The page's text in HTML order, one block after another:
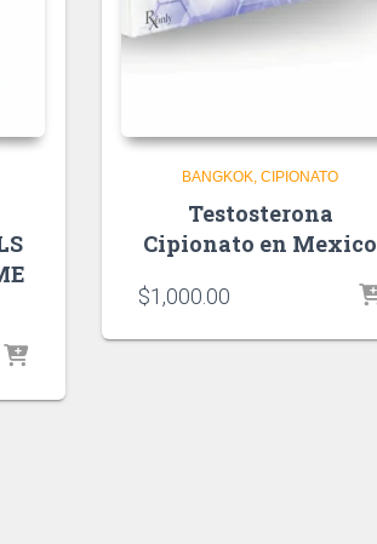
BANGKOK CIPIONATO
Testosterona
Cipionato en Mexico
$1,000.00